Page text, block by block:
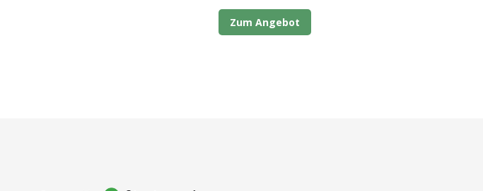
Zum Angebot